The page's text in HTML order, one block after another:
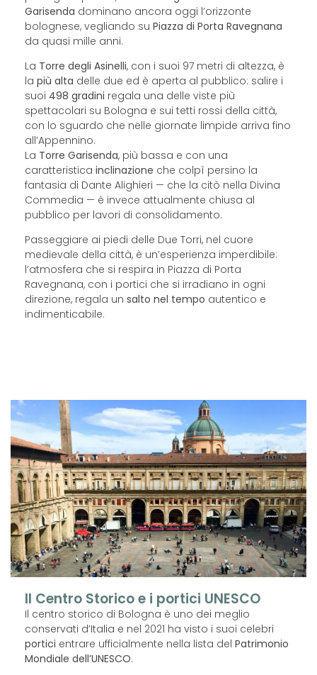
Garisenda dominano ancora oggi l’orizzonte
bolognese, vegliando su Piazza di Porta Ravegnana
da quasi mille anni.
La Torre degli Asinelli, con i suoi 97 metri di altezza, è
la più alta delle due ed è aperta al pubblico: salire i
suoi 498 gradini regala una delle viste più
spettacolari su Bologna e sui tetti rossi della città,
con lo sguardo che nelle giornate limpide arriva fino
all’Appennino.
La Torre Garisenda, più bassa e con una
caratteristica inclinazione che colpì persino la
fantasia di Dante Alighieri — che la citò nella Divina
Commedia — è invece attualmente chiusa al
pubblico per lavori di consolidamento.
Passeggiare ai piedi delle Due Torri, nel cuore
medievale della città, è un’esperienza imperdibile:
l’atmosfera che si respira in Piazza di Porta
Ravegnana, con i portici che si irradiano in ogni
direzione, regala un salto nel tempo autentico e
indimenticabile.
Il Centro Storico e i portici UNESCO
Il centro storico di Bologna è uno dei meglio
conservati d’Italia e nel 2021 ha visto i suoi celebri
portici entrare ufficialmente nella lista del Patrimonio
Mondiale dell’UNESCO.